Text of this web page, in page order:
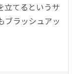
立てるというサ
ブラッシュアッ